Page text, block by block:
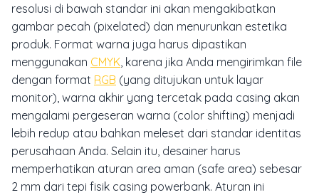
resolusi di bawah standar ini akan mengakibatkan
gambar pecah (pixelated) dan menurunkan estetika
produk. Format warna juga harus dipastikan
menggunakan CMYK, karena jika Anda mengirimkan file
dengan format RGB (yang ditujukan untuk layar
monitor), warna akhir yang tercetak pada casing akan
mengalami pergeseran warna (color shifting) menjadi
lebih redup atau bahkan meleset dari standar identitas
perusahaan Anda. Selain itu, desainer harus
memperhatikan aturan area aman (safe area) sebesar
2 mm dari tepi fisik casing powerbank. Aturan ini